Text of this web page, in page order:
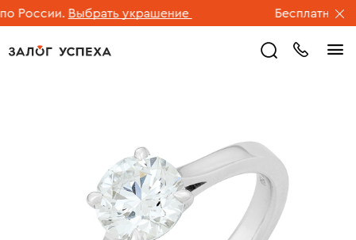
России. Выбрать украшение Бесплатная